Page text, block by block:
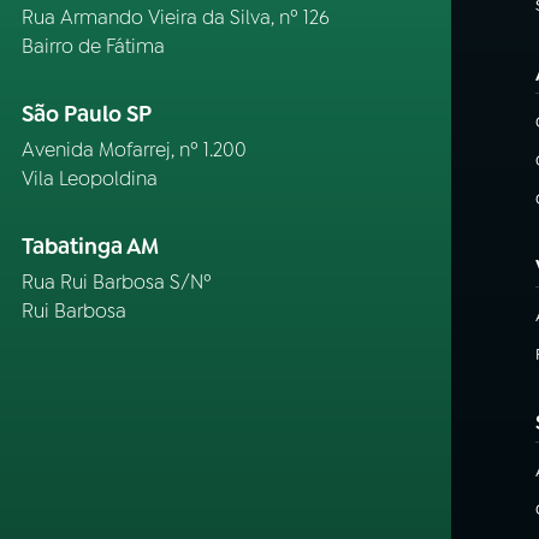
Rua Armando Vieira da Silva, nº 126
Bairro de Fátima
São Paulo SP
Avenida Mofarrej, nº 1.200
Vila Leopoldina
Tabatinga AM
Rua Rui Barbosa S/Nº
Rui Barbosa